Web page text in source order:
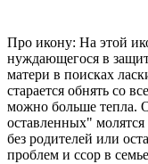
Про икону: На этой
нуждающегося в
матери в поисках
старается обнять со
можно больше тепла.
оставленных"
без родителей или
проблем и ссор в